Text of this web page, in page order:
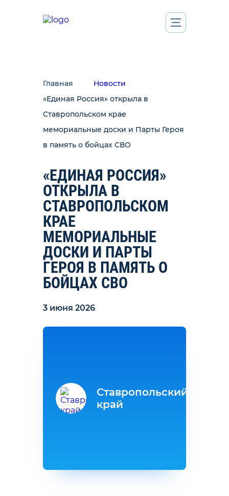
Главная
Новости
«Единая Россия» открыла в
Ставропольском крае
мемориальные доски и Парты Героя
в память о бойцах СВО
«ЕДИНАЯ РОССИЯ»
ОТКРЫЛА В
СТАВРОПОЛЬСКОМ
КРАЕ
МЕМОРИАЛЬНЫЕ
ДОСКИ И ПАРТЫ
ГЕРОЯ В ПАМЯТЬ О
БОЙЦАХ СВО
3 июня 2026
Ставропольский
край